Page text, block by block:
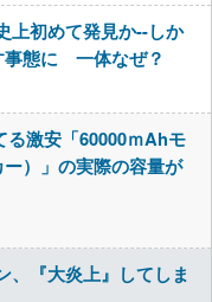
上初めて発見か--しか
事態に 一体なぜ？
る激安「60000ｍAhモ
）」の実際の容量が
、『大炎上』してしま